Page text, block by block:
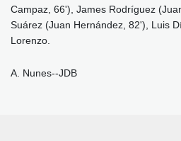
Campaz, 66'), James Rodríguez
Suárez (Juan Hernández, 82'), Luis
Lorenzo.
A. Nunes--JDB